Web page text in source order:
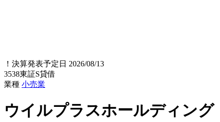
！ 決算発表予定日 2026/08/13
3538東証S貸借
業種 小売業
ウイルプラスホールディング